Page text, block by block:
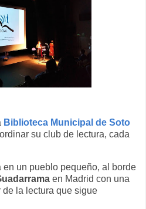
Biblioteca Municipal de Soto
su club de lectura, cada
un pueblo pequeño, al borde
en Madrid con una
la lectura que sigue